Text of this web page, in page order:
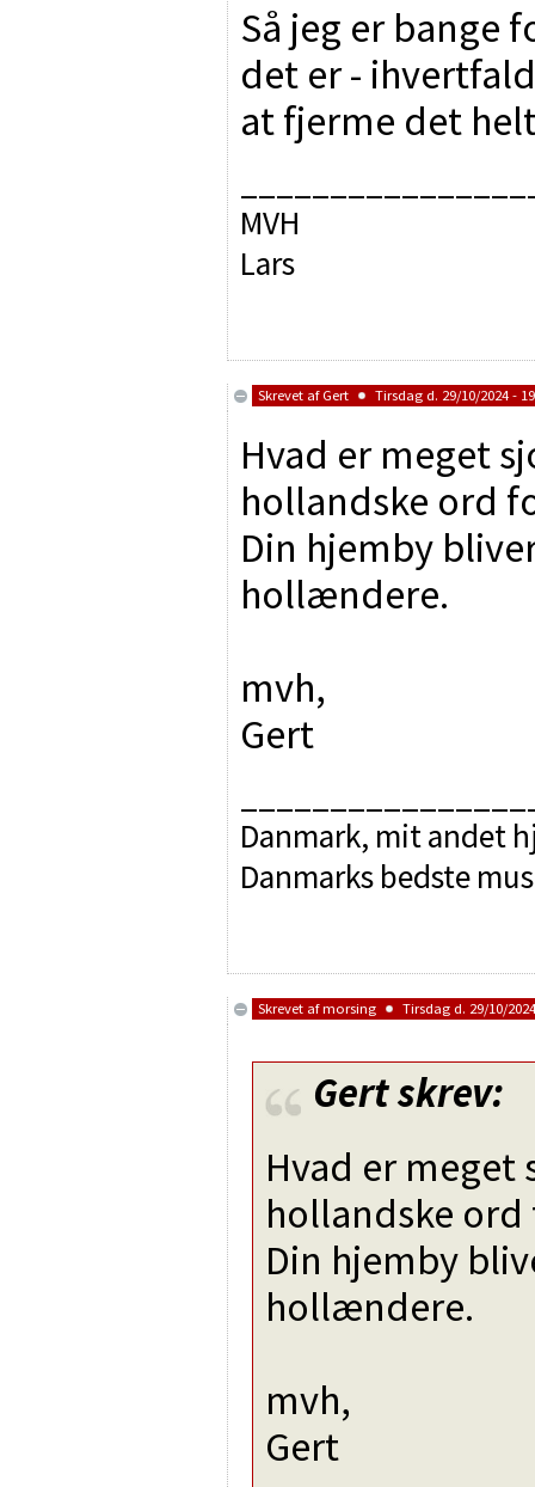
Så jeg er bange
det er -
at fjerme det
MVH
Lars
Skrevet af Gert Tirsdag d. 29/10/2024 -
Hvad er meget
hollandske
Din hjemby
hollændere.
mvh,
Gert
Danmark, mit andet
Danmarks bedste
Skrevet afmorsing Tirsdag d. 29/10/
Gertskrev:
Hvad er
hollandske
Din hjemby
hollændere.
mvh,
Gert